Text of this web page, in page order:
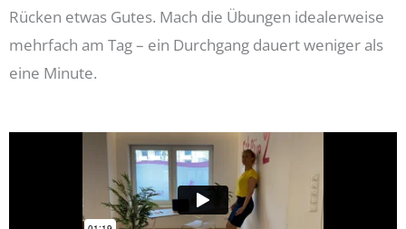
Rücken etwas Gutes. Mach die Übungen idealerweise
mehrfach am Tag – ein Durchgang dauert weniger als
eine Minute.